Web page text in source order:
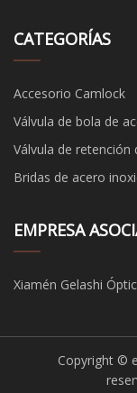
CATEGORÍAS
Accesorio Camlock
Válvula de bola de
inoxidable
Válvula de retención
inoxidable
Bridas de acero
EMPRESA
Xiamén Gelashi Óptico Co.,
Copyright ©